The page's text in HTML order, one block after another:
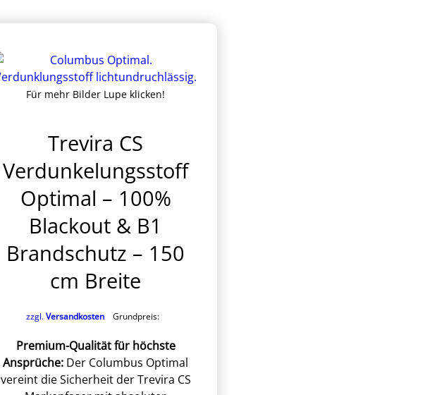
Für mehr Bilder Lupe klicken!
Trevira CS
Verdunkelungsstoff
Optimal – 100%
Blackout & B1
Brandschutz – 150
cm Breite
zzgl.Versandkosten Grundpreis:
Premium-Qualität für höchste
Ansprüche: Der Columbus Optimal
vereint die Sicherheit der Trevira CS